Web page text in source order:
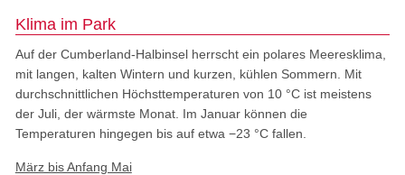
Klima im Park
Auf der Cumberland-Halbinsel herrscht ein polares Meeresklima,
mit langen, kalten Wintern und kurzen, kühlen Sommern. Mit
durchschnittlichen Höchsttemperaturen von 10 °C ist meistens
der Juli, der wärmste Monat. Im Januar können die
Temperaturen hingegen bis auf etwa −23 °C fallen.
März bis Anfang Mai